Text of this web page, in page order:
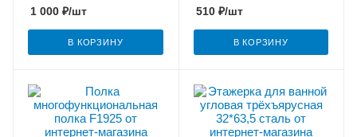
1 000 ₽/шт
В КОРЗИНУ
510₽/шт
В КОРЗИНУ